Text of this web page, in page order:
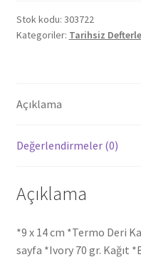
DEFTER
(9X14
Stok kodu: 303722
Kategoriler: Tarihsiz
Açıklama
Değerlendirmeler (0)
Açıklama
*9 x 14 cm *Termo Deri
sayfa *Ivory 70 gr. Kağıt